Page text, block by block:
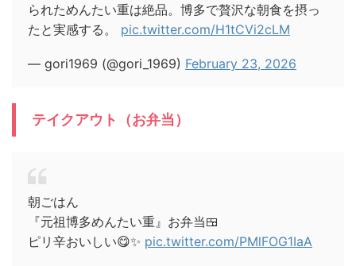
られためんたい重は絶品。博多で贅沢な朝食を摂っ
たと実感する。 pic.twitter.com/H1tCVi2cLM
— gori1969 (@gori_1969) February 23, 2026
テイクアウト（お弁当）
朝ごはん
『元祖博多めんたい重』お弁当🍱
ピリ辛おいしい😋✨ pic.twitter.com/PMlFOG1IaA